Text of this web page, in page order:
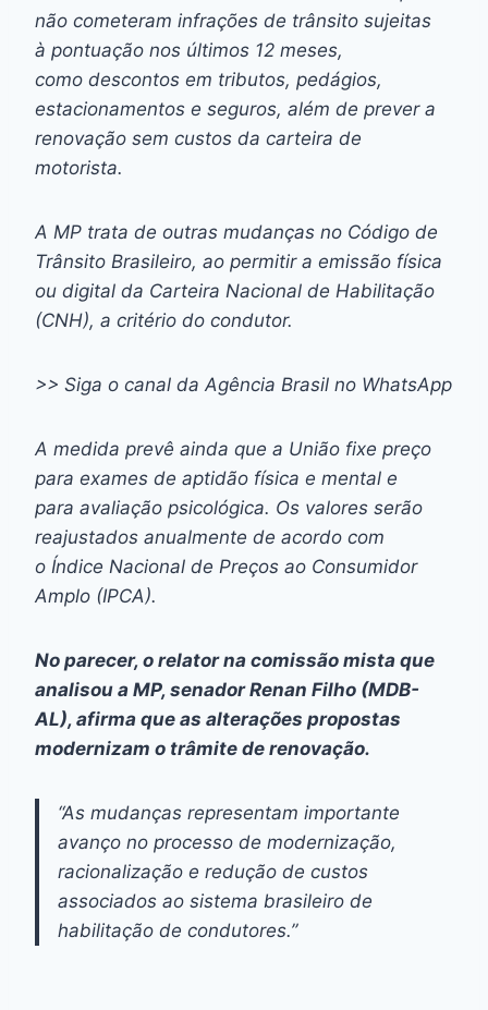
não cometeram infrações de trânsito sujeitas
à pontuação nos últimos 12 meses,
como descontos em tributos, pedágios,
estacionamentos e seguros, além de prever a
renovação sem custos da carteira de
motorista.
A MP trata de outras mudanças no Código de
Trânsito Brasileiro, ao permitir a emissão física
ou digital da Carteira Nacional de Habilitação
(CNH), a critério do condutor.
>> Siga o canal da Agência Brasil no WhatsApp
A medida prevê ainda que a União fixe preço
para exames de aptidão física e mental e
para avaliação psicológica. Os valores serão
reajustados anualmente de acordo com
o Índice Nacional de Preços ao Consumidor
Amplo (IPCA).
No parecer, o relator na comissão mista que
analisou a MP, senador Renan Filho (MDB-
AL), afirma que as alterações propostas
modernizam o trâmite de renovação.
“As mudanças representam importante
avanço no processo de modernização,
racionalização e redução de custos
associados ao sistema brasileiro de
habilitação de condutores.”